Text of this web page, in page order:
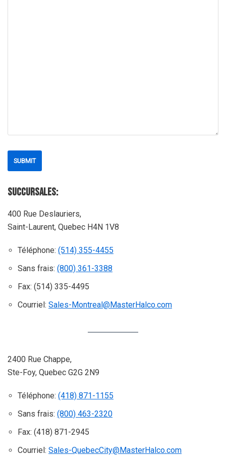
succursales:
400 Rue Deslauriers,
Saint-Laurent, Quebec H4N 1V8
Téléphone: (514) 355-4455
Sans frais: (800) 361-3388
Fax: (514) 335-4495
Courriel: Sales-Montreal@MasterHalco.com
2400 Rue Chappe,
Ste-Foy, Quebec G2G 2N9
Téléphone: (418) 871-1155
Sans frais: (800) 463-2320
Fax: (418) 871-2945
Courriel: Sales-QuebecCity@MasterHalco.com